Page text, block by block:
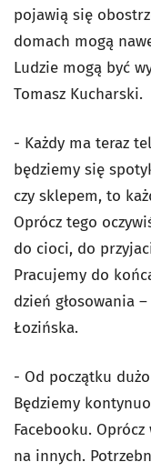
pojawią się
domach mogą
Ludzie mogą być
Tomasz Kucharski.
- Każdy ma teraz
będziemy się
czy sklepem, to
Oprócz tego
do cioci, do
Pracujemy do
dzień głosowania
Łozińska.
- Od początku
Będziemy
Facebooku.
na innych.